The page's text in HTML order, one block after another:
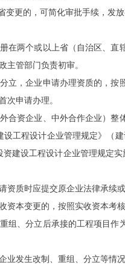
变更的，可简化审批手续，发
在两个或以上省（自治区、
主管部门负责初审。
立，企业申请办理资质的，
次申请办理。
合资企业、中外合作企业）整
设工程设计企业管理规定》（
建设工程设计企业管理规定
质时应提交原企业法律承续
资本变更的，按照实收资本考核
组、分立后承接的工程项目
业发生改制、重组、分立等情